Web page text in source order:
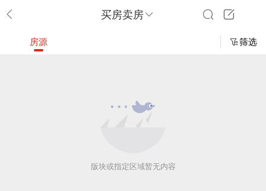
买房卖房
房源 筛选
版块或指定区域暂无内容